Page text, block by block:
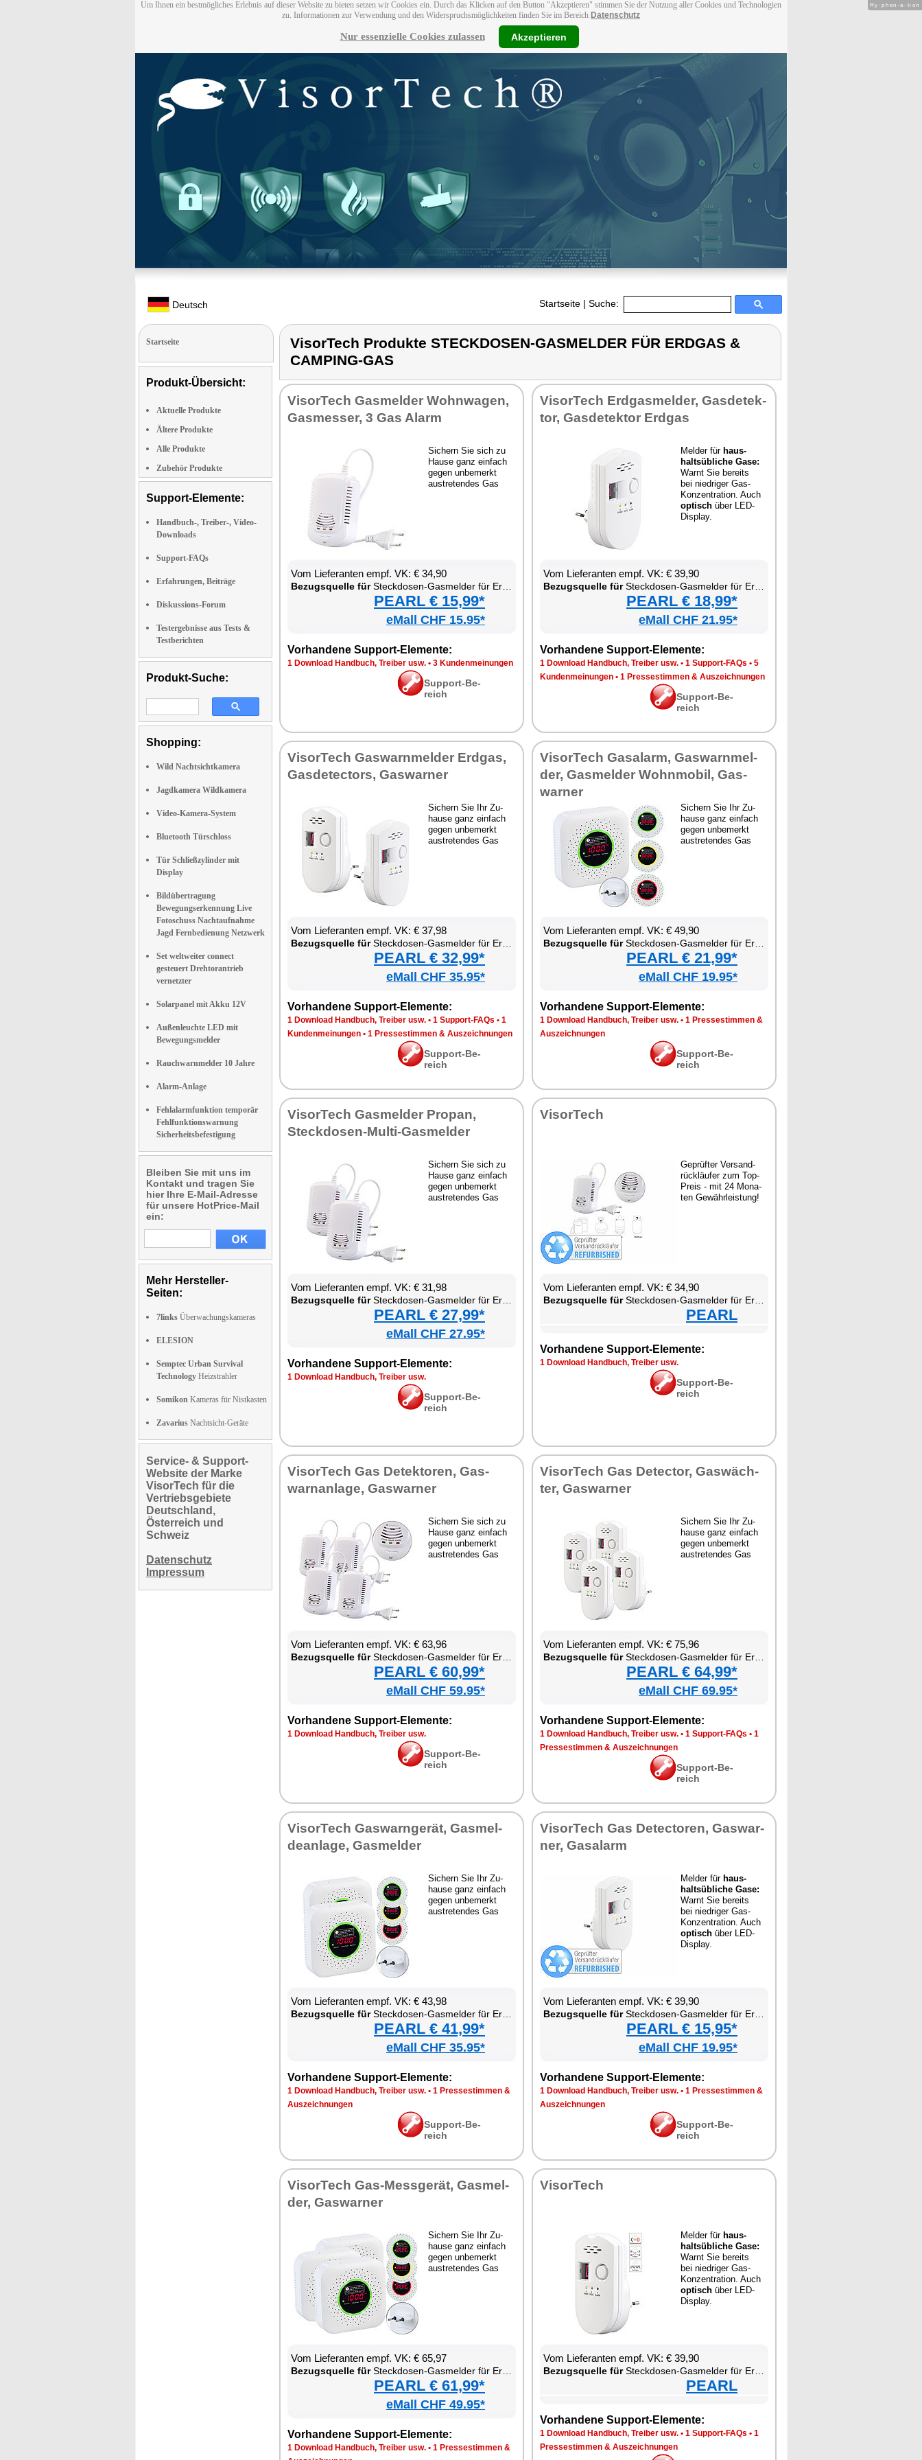
Um Ihnen ein bestmögliches Erlebnis auf dieser Website zu bieten setzen wir Cookies ein. Durch das Klicken auf den Button "Akzeptieren" stimmen Sie der Nutzung aller Cookies und Technologien
zu. Informationen zur Verwendung und den Widerspruchsmöglichkeiten finden Sie im Bereich Datenschutz
Nur essenzielle Cookies zulassen Akzeptieren
Deutsch Startseite | Suche:
Startseite
Produkt-Übersicht:
Aktuelle Produkte
Ältere Produkte
Alle Produkte
Zubehör Produkte
Support-Elemente:
Handbuch-, Treiber-, Video-
Downloads
Support-FAQs
Erfahrungen, Beiträge
Diskussions-Forum
Testergebnisse aus Tests &
Testberichten
Produkt-Suche:
Shopping:
Wild Nachtsichtkamera
Jagdkamera Wildkamera
Video-Kamera-System
Bluetooth Türschloss
Tür Schließzylinder mit
Display
Bildübertragung
Bewegungserkennung Live
Fotoschuss Nachtaufnahme
Jagd Fernbedienung Netzwerk
Set weltweiter connect
gesteuert Drehtorantrieb
vernetzter
Solarpanel mit Akku 12V
Außenleuchte LED mit
Bewegungsmelder
Rauchwarnmelder 10 Jahre
Alarm-Anlage
Fehlalarmfunktion temporär
Fehlfunktionswarnung
Sicherheitsbefestigung
Bleiben Sie mit uns im
Kontakt und tragen Sie
hier Ihre E-Mail-Adresse
für unsere HotPrice-Mail
ein:
Mehr Hersteller-
Seiten:
7links Überwachungskameras
ELESION
Semptec Urban Survival
Technology Heizstrahler
Somikon Kameras für Nistkasten
Zavarius Nachtsicht-Geräte
Service- & Support-
Website der Marke
VisorTech für die
Vertriebsgebiete
Deutschland,
Österreich und
Schweiz
Datenschutz
Impressum
VisorTech Produkte STECKDOSEN-GASMELDER FÜR ERDGAS &
CAMPING-GAS
Vi­sor­Tech Gas­mel­der Wohn­wa­gen,
Gas­mes­ser, 3 Gas Alarm
Si­chern Sie sich zu
Hau­se ganz ein­fach
ge­gen un­be­merkt
aus­tre­ten­des Gas
Vom Lie­fe­ran­ten empf. VK: € 34,90
Be­zugs­quel­le fürSteck­do­sen-Gas­mel­der für Erd­gas & Au­to­gas
PEARL € 15,99*
eMall CHF 15.95*
Vor­han­de­ne Sup­port-Ele­men­te:
1 Down­load Hand­buch, Trei­ber usw. • 3 Kun­den­mei­nun­gen
Sup­port-Be­
reich
Vi­sor­Tech Erd­gas­mel­der, Gas­de­tek­
tor, Gas­de­tek­tor Erd­gas
Mel­der für haus­
halts­üb­li­che Ga­se:
Warnt Sie be­reits
bei nied­ri­ger Gas-
Kon­zen­tra­ti­on. Auch
op­tisch über LED-
Dis­play.
Vom Lie­fe­ran­ten empf. VK: € 39,90
Be­zugs­quel­le fürSteck­do­sen-Gas­mel­der für Erd­gas & Au­to­gas
PEARL € 18,99*
eMall CHF 21.95*
Vor­han­de­ne Sup­port-Ele­men­te:
1 Down­load Hand­buch, Trei­ber usw. • 1 Sup­port-FAQs • 5
Kun­den­mei­nun­gen • 1 Pres­se­stim­men & Aus­zeich­nun­gen
Sup­port-Be­
reich
Vi­sor­Tech Gas­warn­mel­der Erd­gas,
Gas­de­tec­tors, Gas­war­ner
Si­chern Sie Ihr Zu­
hau­se ganz ein­fach
ge­gen un­be­merkt
aus­tre­ten­des Gas
Vom Lie­fe­ran­ten empf. VK: € 37,98
Be­zugs­quel­le fürSteck­do­sen-Gas­mel­der für Erd­gas & Au­to­gas
PEARL € 32,99*
eMall CHF 35.95*
Vor­han­de­ne Sup­port-Ele­men­te:
1 Down­load Hand­buch, Trei­ber usw. • 1 Sup­port-FAQs • 1
Kun­den­mei­nun­gen • 1 Pres­se­stim­men & Aus­zeich­nun­gen
Sup­port-Be­
reich
Vi­sor­Tech Gas­alarm, Gas­warn­mel­
der, Gas­mel­der Wohn­mo­bil, Gas­
war­ner
Si­chern Sie Ihr Zu­
hau­se ganz ein­fach
ge­gen un­be­merkt
aus­tre­ten­des Gas
Vom Lie­fe­ran­ten empf. VK: € 49,90
Be­zugs­quel­le fürSteck­do­sen-Gas­mel­der für Erd­gas & Au­to­gas
PEARL € 21,99*
eMall CHF 19.95*
Vor­han­de­ne Sup­port-Ele­men­te:
1 Down­load Hand­buch, Trei­ber usw. • 1 Pres­se­stim­men &
Aus­zeich­nun­gen
Sup­port-Be­
reich
Vi­sor­Tech Gas­mel­der Pro­pan,
Steck­do­sen-Mul­ti-Gas­mel­der
Si­chern Sie sich zu
Hau­se ganz ein­fach
ge­gen un­be­merkt
aus­tre­ten­des Gas
Vom Lie­fe­ran­ten empf. VK: € 31,98
Be­zugs­quel­le fürSteck­do­sen-Gas­mel­der für Erd­gas & Au­to­gas
PEARL € 27,99*
eMall CHF 27.95*
Vor­han­de­ne Sup­port-Ele­men­te:
1 Down­load Hand­buch, Trei­ber usw.
Sup­port-Be­
reich
Vi­sor­Tech
Ge­prüf­ter Ver­sand­
rück­läu­fer zum Top-
Preis - mit 24 Mo­na­
ten Ge­währ­leis­tung!
Vom Lie­fe­ran­ten empf. VK: € 34,90
Be­zugs­quel­le fürSteck­do­sen-Gas­mel­der für Erd­gas & Au­to­gas
PEARL
Vor­han­de­ne Sup­port-Ele­men­te:
1 Down­load Hand­buch, Trei­ber usw.
Sup­port-Be­
reich
Vi­sor­Tech Gas De­tek­to­ren, Gas­
warn­an­la­ge, Gas­war­ner
Si­chern Sie sich zu
Hau­se ganz ein­fach
ge­gen un­be­merkt
aus­tre­ten­des Gas
Vom Lie­fe­ran­ten empf. VK: € 63,96
Be­zugs­quel­le fürSteck­do­sen-Gas­mel­der für Erd­gas & Au­to­gas
PEARL € 60,99*
eMall CHF 59.95*
Vor­han­de­ne Sup­port-Ele­men­te:
1 Down­load Hand­buch, Trei­ber usw.
Sup­port-Be­
reich
Vi­sor­Tech Gas De­tec­tor, Gas­wäch­
ter, Gas­war­ner
Si­chern Sie Ihr Zu­
hau­se ganz ein­fach
ge­gen un­be­merkt
aus­tre­ten­des Gas
Vom Lie­fe­ran­ten empf. VK: € 75,96
Be­zugs­quel­le fürSteck­do­sen-Gas­mel­der für Erd­gas & Au­to­gas
PEARL € 64,99*
eMall CHF 69.95*
Vor­han­de­ne Sup­port-Ele­men­te:
1 Down­load Hand­buch, Trei­ber usw. • 1 Sup­port-FAQs • 1
Pres­se­stim­men & Aus­zeich­nun­gen
Sup­port-Be­
reich
Vi­sor­Tech Gas­warn­ge­rät, Gas­mel­
de­an­la­ge, Gas­mel­der
Si­chern Sie Ihr Zu­
hau­se ganz ein­fach
ge­gen un­be­merkt
aus­tre­ten­des Gas
Vom Lie­fe­ran­ten empf. VK: € 43,98
Be­zugs­quel­le fürSteck­do­sen-Gas­mel­der für Erd­gas & Au­to­gas
PEARL € 41,99*
eMall CHF 35.95*
Vor­han­de­ne Sup­port-Ele­men­te:
1 Down­load Hand­buch, Trei­ber usw. • 1 Pres­se­stim­men &
Aus­zeich­nun­gen
Sup­port-Be­
reich
Vi­sor­Tech Gas De­tec­to­ren, Gas­war­
ner, Gas­alarm
Mel­der für haus­
halts­üb­li­che Ga­se:
Warnt Sie be­reits
bei nied­ri­ger Gas-
Kon­zen­tra­ti­on. Auch
op­tisch über LED-
Dis­play.
Vom Lie­fe­ran­ten empf. VK: € 39,90
Be­zugs­quel­le fürSteck­do­sen-Gas­mel­der für Erd­gas & Au­to­gas
PEARL € 15,95*
eMall CHF 19.95*
Vor­han­de­ne Sup­port-Ele­men­te:
1 Down­load Hand­buch, Trei­ber usw. • 1 Pres­se­stim­men &
Aus­zeich­nun­gen
Sup­port-Be­
reich
Vi­sor­Tech Gas-Mess­ge­rät, Gas­mel­
der, Gas­war­ner
Si­chern Sie Ihr Zu­
hau­se ganz ein­fach
ge­gen un­be­merkt
aus­tre­ten­des Gas
Vom Lie­fe­ran­ten empf. VK: € 65,97
Be­zugs­quel­le fürSteck­do­sen-Gas­mel­der für Erd­gas & Au­to­gas
PEARL € 61,99*
eMall CHF 49.95*
Vor­han­de­ne Sup­port-Ele­men­te:
1 Down­load Hand­buch, Trei­ber usw. • 1 Pres­se­stim­men &
Vi­sor­Tech
Mel­der für haus­
halts­üb­li­che Ga­se:
Warnt Sie be­reits
bei nied­ri­ger Gas-
Kon­zen­tra­ti­on. Auch
op­tisch über LED-
Dis­play.
Vom Lie­fe­ran­ten empf. VK: € 39,90
Be­zugs­quel­le fürSteck­do­sen-Gas­mel­der für Erd­gas & Au­to­gas
PEARL
Vor­han­de­ne Sup­port-Ele­men­te:
1 Down­load Hand­buch, Trei­ber usw. • 1 Sup­port-FAQs • 1
Pres­se­stim­men & Aus­zeich­nun­gen
Hy-phen-a-tion